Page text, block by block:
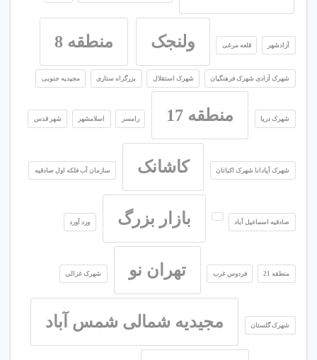
آزادشهر قلعه مرغی ولنجک منطقه 8
شهرک آزادی شهرک فرهنگیان شهرک استقلال بزرگراه ستاری مجیدیه جنوبی
شهرک دریا منطقه 17 رامسر اسلامشهر شهر قدس
شهرک آپادانا شهرک اکباتان کاشانک سازمان آب فلکه اول صادقیه
صادقیه اسماعیل آباد بازار بزرگ ورد آورد
منطقه 21 فردوس غرب تهران نو شهرک غزالی
شهرک گلستان مجیدیه شمالی شمس آباد